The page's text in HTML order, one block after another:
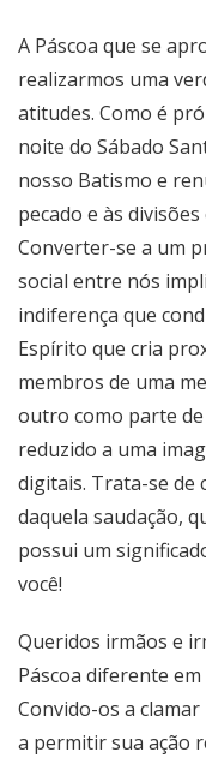
A Páscoa que se
realizarmos uma
atitudes. Como é
noite do Sábado
nosso Batismo e
pecado e às
Converter-se a um
social entre nós
indiferença que
Espírito que cria
membros de uma
outro como parte
reduzido a uma
digitais. Trata-se de
daquela saudação,
possui um
você!
Queridos irmãos e
Páscoa diferente
Convido-os a
a permitir sua ação